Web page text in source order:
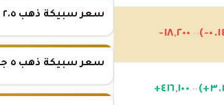
-١٨,٢٠٠ .٠٠
+٤١٦,١٠٠ .٠٠
سعر سبيكة ذهب ٢.٥ جرام عيار ٢٤
سعر سبيكة ذهب ٥ جرام عيار ٢٤